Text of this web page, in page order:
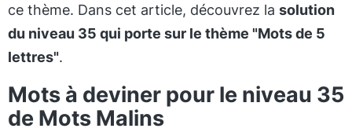
ce thème. Dans cet article, découvrez la solution
du niveau 35 qui porte sur le thème "Mots de 5
lettres".
Mots à deviner pour le niveau 35
de Mots Malins